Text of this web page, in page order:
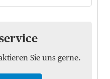
Sie uns gerne.